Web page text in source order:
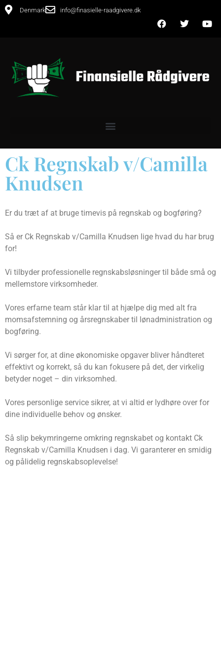
Denmark info@finasielle-raadgivere.dk
Ck Regnskab v/Camilla
Knudsen
Er du træt af at bruge timevis på regnskab og bogføring?
Så er Ck Regnskab v/Camilla Knudsen lige hvad du har brug
for!
Vi tilbyder professionelle regnskabsløsninger til både små og
mellemstore virksomheder.
Vores erfarne team står klar til at hjælpe dig med alt fra
momsafstemning og årsregnskaber til lønadministration og
bogføring.
Vi sørger for, at dine økonomiske opgaver bliver håndteret
effektivt og korrekt, så du kan fokusere på det, der virkelig
betyder noget – din virksomhed.
Vores personlige service sikrer, at vi altid er lydhøre over for
dine individuelle behov og ønsker.
Så slip bekymringerne omkring regnskabet og kontakt Ck
Regnskab v/Camilla Knudsen i dag. Vi garanterer en smidig
og pålidelig regnskabsoplevelse!